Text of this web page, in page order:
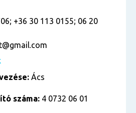
+36 30 113 0155; 06 20
Ács
száma: 4 0732 06 01